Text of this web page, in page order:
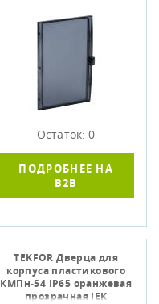
Остаток: 0
ПОДРОБНЕЕ НА
B2B
TEKFOR Дверца для
корпуса пластикового
КМПн-54 IP65 оранжевая
прозрачная IEK